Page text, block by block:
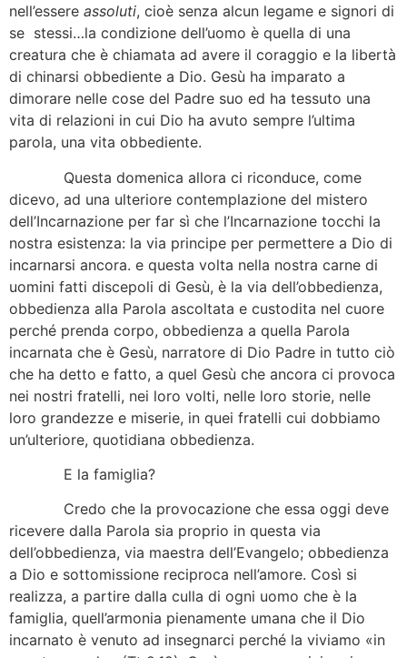
nell’essere assoluti, cioè senza alcun legame e signori di
se stessi…la condizione dell’uomo è quella di una
creatura che è chiamata ad avere il coraggio e la libertà
di chinarsi obbediente a Dio. Gesù ha imparato a
dimorare nelle cose del Padre suo ed ha tessuto una
vita di relazioni in cui Dio ha avuto sempre l’ultima
parola, una vita obbediente.
Questa domenica allora ci riconduce, come
dicevo, ad una ulteriore contemplazione del mistero
dell’Incarnazione per far sì che l’Incarnazione tocchi la
nostra esistenza: la via principe per permettere a Dio di
incarnarsi ancora. e questa volta nella nostra carne di
uomini fatti discepoli di Gesù, è la via dell’obbedienza,
obbedienza alla Parola ascoltata e custodita nel cuore
perché prenda corpo, obbedienza a quella Parola
incarnata che è Gesù, narratore di Dio Padre in tutto ciò
che ha detto e fatto, a quel Gesù che ancora ci provoca
nei nostri fratelli, nei loro volti, nelle loro storie, nelle
loro grandezze e miserie, in quei fratelli cui dobbiamo
un’ulteriore, quotidiana obbedienza.
E la famiglia?
Credo che la provocazione che essa oggi deve
ricevere dalla Parola sia proprio in questa via
dell’obbedienza, via maestra dell’Evangelo; obbedienza
a Dio e sottomissione reciproca nell’amore. Così si
realizza, a partire dalla culla di ogni uomo che è la
famiglia, quell’armonia pienamente umana che il Dio
incarnato è venuto ad insegnarci perché la viviamo «in